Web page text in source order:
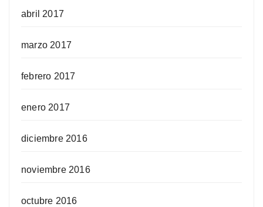
abril 2017
marzo 2017
febrero 2017
enero 2017
diciembre 2016
noviembre 2016
octubre 2016